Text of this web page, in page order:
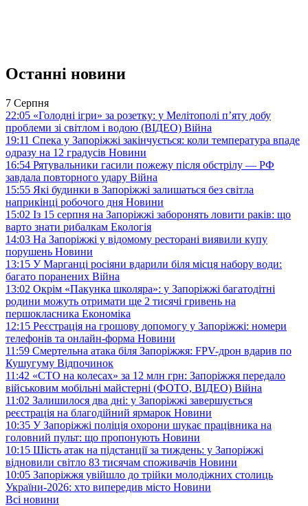
Останні новини
7 Серпня
22:05 «Голодні ігри» за розетку: у Мелітополі п’яту добу
проблеми зі світлом і водою (ВІДЕО) Війна
19:11 Спека у Запоріжжі закінчується: коли температура впаде
одразу на 12 градусів Новини
16:54 Рятувальники гасили пожежу після обстрілу — РФ
завдала повторного удару Війна
15:55 Які будинки в Запоріжжі залишаться без світла
наприкінці робочого дня Новини
15:02 Із 15 серпня на Запоріжжі заборонять ловити раків: що
варто знати рибалкам Екологія
14:03 На Запоріжжі у відомому ресторані виявили купу
порушень Новини
13:15 У Марганці росіяни вдарили біля місця набору води:
багато поранених Війна
13:02 Окрім «Пакунка школяра»: у Запоріжжі багатодітні
родини можуть отримати ще 2 тисячі гривень на
першокласника Економіка
12:15 Реєстрація на грошову допомогу у Запоріжжі: номери
телефонів та онлайн-форма Новини
11:59 Смертельна атака біля Запоріжжя: FPV-дрон вдарив по
Кушугуму Відпочинок
11:42 «СТО на колесах» за 12 млн грн: Запоріжжя передало
військовим мобільні майстерні (ФОТО, ВІДЕО) Війна
11:02 Залишилося два дні: у Запоріжжі завершується
реєстрація на благодійний ярмарок Новини
10:35 У Запоріжжі поліція охорони шукає працівника на
головний пульт: що пропонують Новини
10:15 Шість атак на підстанції за тиждень: у Запоріжжі
відновили світло 83 тисячам споживачів Новини
10:05 Запоріжжя увійшло до трійки молодіжних столиць
України-2026: хто випередив місто Новини
Всі новини